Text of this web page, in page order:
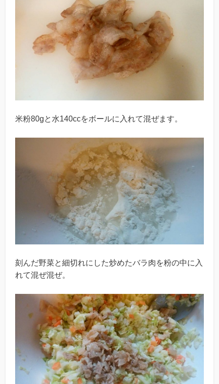
米粉80gと水140ccをボールに入れて混ぜます。
刻んだ野菜と細切れにした炒めたバラ肉を粉の中に入
れて混ぜ混ぜ。